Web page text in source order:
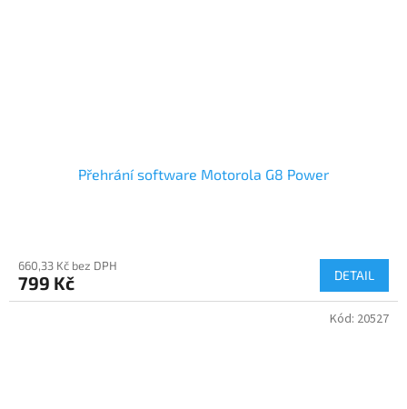
Přehrání software Motorola G8 Power
660,33 Kč bez DPH
799 Kč DETAIL
Kód: 20527